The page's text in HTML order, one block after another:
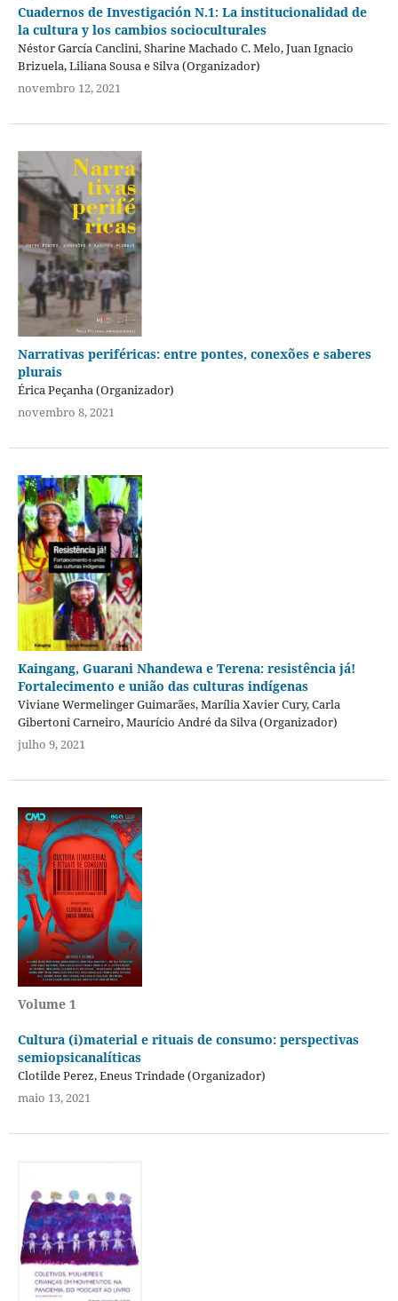
Cuadernos de Investigación N.1: La institucionalidad de
la cultura y los cambios socioculturales
Néstor García Canclini, Sharine Machado C. Melo, Juan Ignacio
Brizuela, Liliana Sousa e Silva (Organizador)
novembro 12, 2021
Narrativas periféricas: entre pontes, conexões e saberes
plurais
Érica Peçanha (Organizador)
novembro 8, 2021
Kaingang, Guarani Nhandewa e Terena: resistência já!
Fortalecimento e união das culturas indígenas
Viviane Wermelinger Guimarães, Marília Xavier Cury, Carla
Gibertoni Carneiro, Maurício André da Silva (Organizador)
julho 9, 2021
Volume 1
Cultura (i)material e rituais de consumo: perspectivas
semiopsicanalíticas
Clotilde Perez, Eneus Trindade (Organizador)
maio 13, 2021